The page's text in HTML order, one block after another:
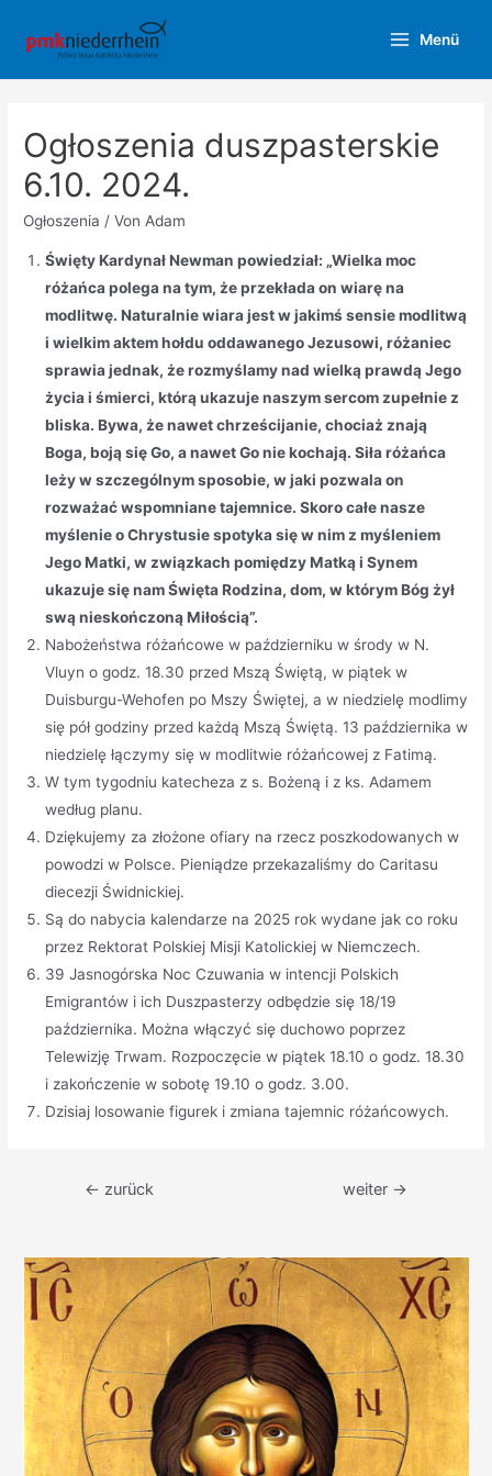
Inhalt
Menü
Ogłoszenia duszpasterskie
6.10. 2024.
Ogłoszenia / VonAdam
Święty Kardynał Newman powiedział: „Wielka moc
różańca polega na tym, że przekłada on wiarę na
modlitwę. Naturalnie wiara jest w jakimś sensie modlitwą
i wielkim aktem hołdu oddawanego Jezusowi, różaniec
sprawia jednak, że rozmyślamy nad wielką prawdą Jego
życia i śmierci, którą ukazuje naszym sercom zupełnie z
bliska. Bywa, że nawet chrześcijanie, chociaż znają
Boga, boją się Go, a nawet Go nie kochają. Siła różańca
leży w szczególnym sposobie, w jaki pozwala on
rozważać wspomniane tajemnice. Skoro całe nasze
myślenie o Chrystusie spotyka się w nim z myśleniem
Jego Matki, w związkach pomiędzy Matką i Synem
ukazuje się nam Święta Rodzina, dom, w którym Bóg żył
swą nieskończoną Miłością”.
Nabożeństwa różańcowe w październiku w środy w N.
Vluyn o godz. 18.30 przed Mszą Świętą, w piątek w
Duisburgu-Wehofen po Mszy Świętej, a w niedzielę modlimy
się pół godziny przed każdą Mszą Świętą. 13 października w
niedzielę łączymy się w modlitwie różańcowej z Fatimą.
W tym tygodniu katecheza z s. Bożeną i z ks. Adamem
według planu.
Dziękujemy za złożone ofiary na rzecz poszkodowanych w
powodzi w Polsce. Pieniądze przekazaliśmy do Caritasu
diecezji Świdnickiej.
Są do nabycia kalendarze na 2025 rok wydane jak co roku
przez Rektorat Polskiej Misji Katolickiej w Niemczech.
39 Jasnogórska Noc Czuwania w intencji Polskich
Emigrantów i ich Duszpasterzy odbędzie się 18/19
października. Można włączyć się duchowo poprzez
Telewizję Trwam. Rozpoczęcie w piątek 18.10 o godz. 18.30
i zakończenie w sobotę 19.10 o godz. 3.00.
Dzisiaj losowanie figurek i zmiana tajemnic różańcowych.
Beitragsnavigation
← zurück weiter →